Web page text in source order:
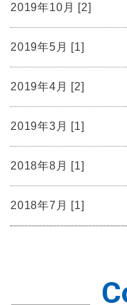
2019年10月 [2]
2019年5月 [1]
2019年4月 [2]
2019年3月 [1]
2018年8月 [1]
2018年7月 [1]